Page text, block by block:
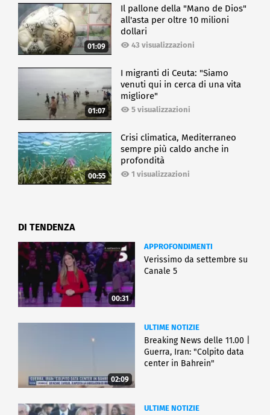
01:09
Il pallone della "Mano de Dios"
all'asta per oltre 10 milioni
dollari
43 visualizzazioni
01:07
I migranti di Ceuta: "Siamo
venuti qui in cerca di una vita
migliore"
5 visualizzazioni
00:55
Crisi climatica, Mediterraneo
sempre più caldo anche in
profondità
1 visualizzazioni
DI TENDENZA
00:31
APPROFONDIMENTI
Verissimo da settembre su
Canale 5
02:09
ULTIME NOTIZIE
Breaking News delle 11.00 |
Guerra, Iran: "Colpito data
center in Bahrein"
ULTIME NOTIZIE